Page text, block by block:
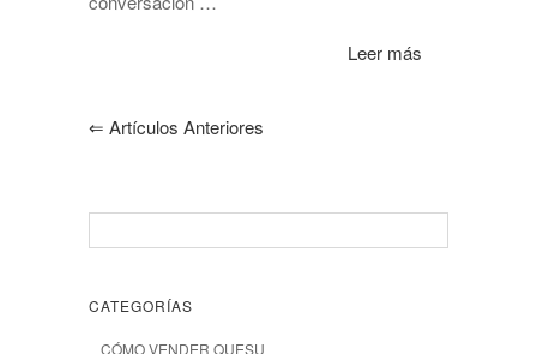
Leer más
⇐ Artículos Anteriores
CATEGORÍAS
CÓMO VENDER QUESU